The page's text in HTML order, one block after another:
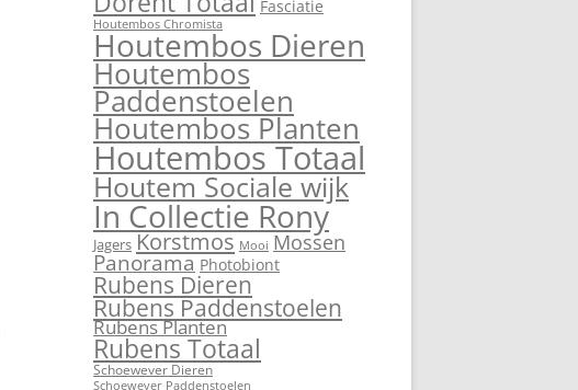
Fasciatie
Houtembos Chromista
Houtembos Dieren
Houtembos
Paddenstoelen
Houtembos Planten
Houtembos Totaal
Houtem Sociale wijk
In Collectie Rony
Jagers Korstmos Mooi Mossen
Panorama Photobiont
Rubens Dieren
Rubens Paddenstoelen
Rubens Planten
Rubens Totaal
Schoewever Dieren
Schoewever Paddenstoelen